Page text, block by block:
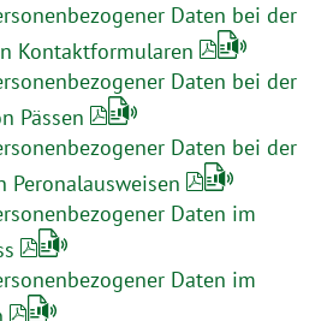
Daten bei der
Kontaktformularen
Daten bei der
Pässen
Daten bei der
Peronalausweisen
Daten im
Daten im